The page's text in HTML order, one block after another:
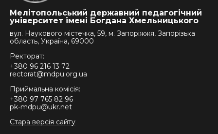
Мелітопольський державний педагогічний
університет імені Богдана Хмельницького
вул. Наукового містечка, 59, м. Запоріжжя, Запорізька
область, Україна, 69000
Ректорат:
+380 96 216 13 72
rectorat@mdpu.org.ua
Приймальна комісія:
+380 97 765 82 96
pk-mdpu@ukr.net
Стара версія сайту